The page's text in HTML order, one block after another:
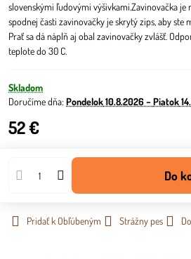
slovenskými ľudovými výšivkami.Zavinovačka je
spodnej časti zavinovačky je skrytý zips, aby ste
Prať sa dá náplň aj obal zavinovačky zvlášť.
teplote do 30 C.
Skladom
Doručíme dňa: Pondelok10.8.2026 − Piatok
52 €
Do
Pridať k Obľúbeným Strážny pes